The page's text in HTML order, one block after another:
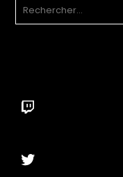
Twitch
Twitter